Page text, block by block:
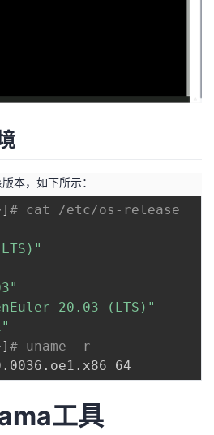
本，如下所示：
] # cat /etc/os-release
20.03 (LTS)"
] # uname -r
工具